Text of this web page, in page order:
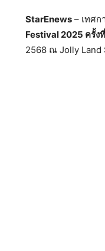
StarEnews – เทศ
Festival 2025 ครั้ง
2568 ณ Jolly Land